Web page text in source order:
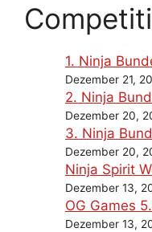
1. Ninja
Dezember 21,
2. Ninja
Dezember 20,
3. Ninja
Dezember 20,
Ninja Spirit
Dezember 13,
OG Games
Dezember 13,